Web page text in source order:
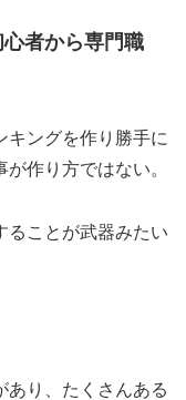
者から専門職
キングを作り勝手に
作り方ではない。
ることが武器みたい
あり、たくさんある